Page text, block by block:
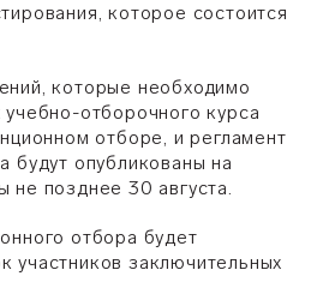
которое состоится
которые необходимо
отборочного курса
отборе, и регламент
будут опубликованы на
не позднее 30 августа.
отбора будет
участников заключительных